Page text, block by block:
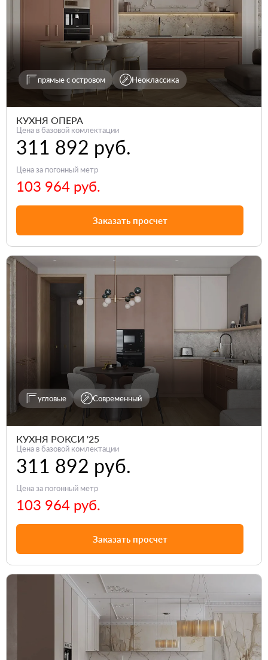
прямые с островом Неоклассика
КУХНЯ ОПЕРА
Цена в базовой комлектации
311 892 руб.
Цена за погонный метр
103 964 руб.
Заказать просчет
угловые Современный
КУХНЯ РОКСИ '25
Цена в базовой комлектации
311 892 руб.
Цена за погонный метр
103 964 руб.
Заказать просчет